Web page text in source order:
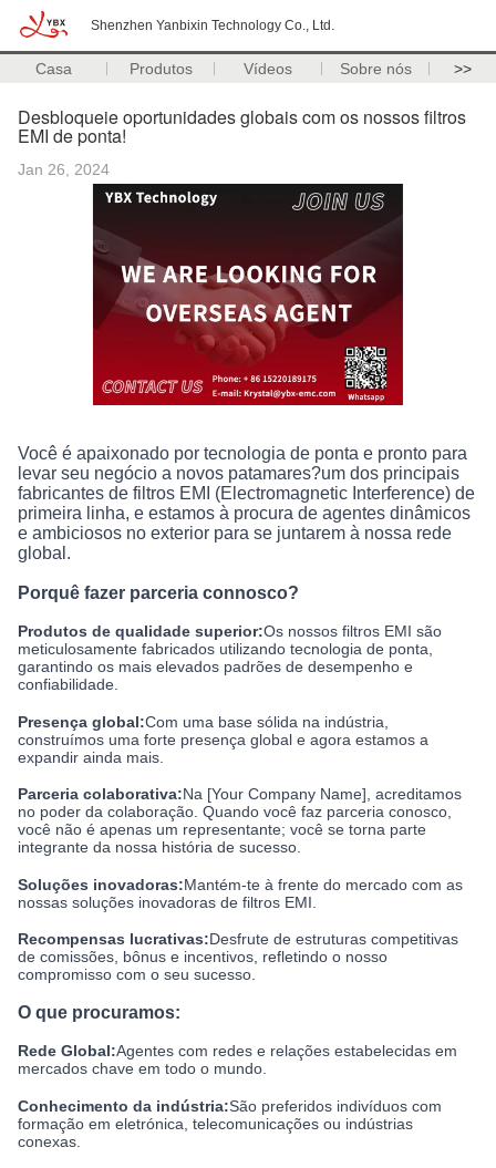
Shenzhen Yanbixin Technology Co., Ltd.
Casa Produtos Vídeos Sobre nós >>
Desbloqueie oportunidades globais com os nossos filtros
EMI de ponta!
Jan 26, 2024
Você é apaixonado por tecnologia de ponta e pronto para
levar seu negócio a novos patamares?um dos principais
fabricantes de filtros EMI (Electromagnetic Interference) de
primeira linha, e estamos à procura de agentes dinâmicos
e ambiciosos no exterior para se juntarem à nossa rede
global.
Porquê fazer parceria connosco?
Produtos de qualidade superior:Os nossos filtros EMI são
meticulosamente fabricados utilizando tecnologia de ponta,
garantindo os mais elevados padrões de desempenho e
confiabilidade.
Presença global:Com uma base sólida na indústria,
construímos uma forte presença global e agora estamos a
expandir ainda mais.
Parceria colaborativa:Na [Your Company Name], acreditamos
no poder da colaboração. Quando você faz parceria conosco,
você não é apenas um representante; você se torna parte
integrante da nossa história de sucesso.
Soluções inovadoras:Mantém-te à frente do mercado com as
nossas soluções inovadoras de filtros EMI.
Recompensas lucrativas:Desfrute de estruturas competitivas
de comissões, bônus e incentivos, refletindo o nosso
compromisso com o seu sucesso.
O que procuramos:
Rede Global:Agentes com redes e relações estabelecidas em
mercados chave em todo o mundo.
Conhecimento da indústria:São preferidos indivíduos com
formação em eletrónica, telecomunicações ou indústrias
conexas.